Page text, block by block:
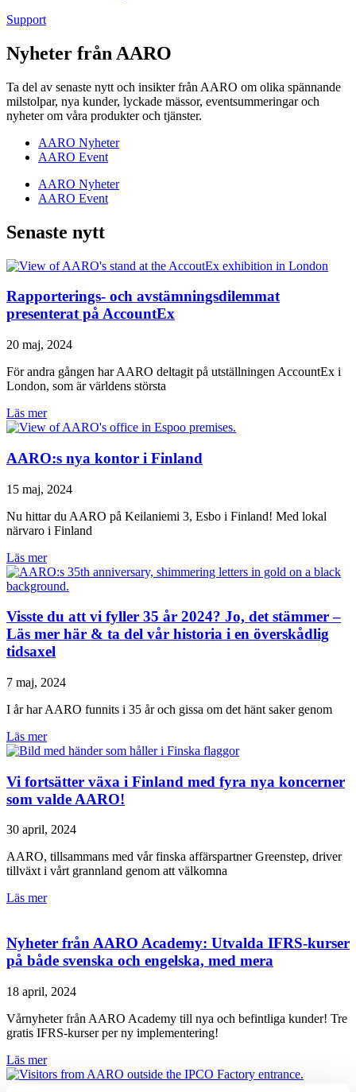
Support
Nyheter från AARO
Ta del av senaste nytt och insikter från AARO om olika spännande
milstolpar, nya kunder, lyckade mässor, eventsummeringar och
nyheter om våra produkter och tjänster.
AARO Nyheter
AARO Event
AARO Nyheter
AARO Event
Senaste nytt
Rapporterings- och avstämningsdilemmat
presenterat på AccountEx
20 maj, 2024
För andra gången har AARO deltagit på utställningen AccountEx i
London, som är världens största
Läs mer
AARO:s nya kontor i Finland
15 maj, 2024
Nu hittar du AARO på Keilaniemi 3, Esbo i Finland! Med lokal
närvaro i Finland
Läs mer
Visste du att vi fyller 35 år 2024? Jo, det stämmer –
Läs mer här & ta del vår historia i en överskådlig
tidsaxel
7 maj, 2024
I år har AARO funnits i 35 år och gissa om det hänt saker genom
Läs mer
Vi fortsätter växa i Finland med fyra nya koncerner
som valde AARO!
30 april, 2024
AARO, tillsammans med vår finska affärspartner Greenstep, driver
tillväxt i vårt grannland genom att välkomna
Läs mer
Nyheter från AARO Academy: Utvalda IFRS-kurser
på både svenska och engelska, med mera
18 april, 2024
Vårnyheter från AARO Academy till nya och befintliga kunder! Tre
gratis IFRS-kurser per ny implementering!
Läs mer